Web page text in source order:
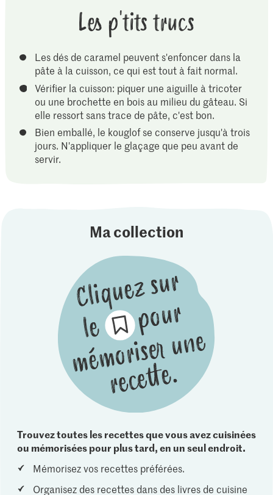
Les p'tits trucs
Les dés de caramel peuvent s'enfoncer dans la
pâte à la cuisson, ce qui est tout à fait normal.
Vérifier la cuisson: piquer une aiguille à tricoter
ou une brochette en bois au milieu du gâteau. Si
elle ressort sans trace de pâte, c'est bon.
Bien emballé, le kouglof se conserve jusqu'à trois
jours. N'appliquer le glaçage que peu avant de
servir.
Ma collection
Trouvez toutes les recettes que vous avez cuisinées
ou mémorisées pour plus tard, en un seul endroit.
Mémorisez vos recettes préférées.
Organisez des recettes dans des livres de cuisine